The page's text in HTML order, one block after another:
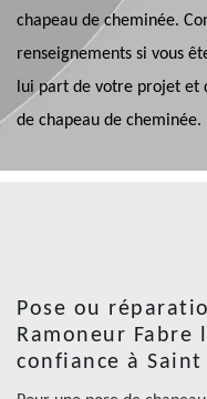
chapeau de cheminée.
renseignements si vous
lui part de votre projet et
de chapeau de cheminée.
Pose ou
Ramoneur
confiance à